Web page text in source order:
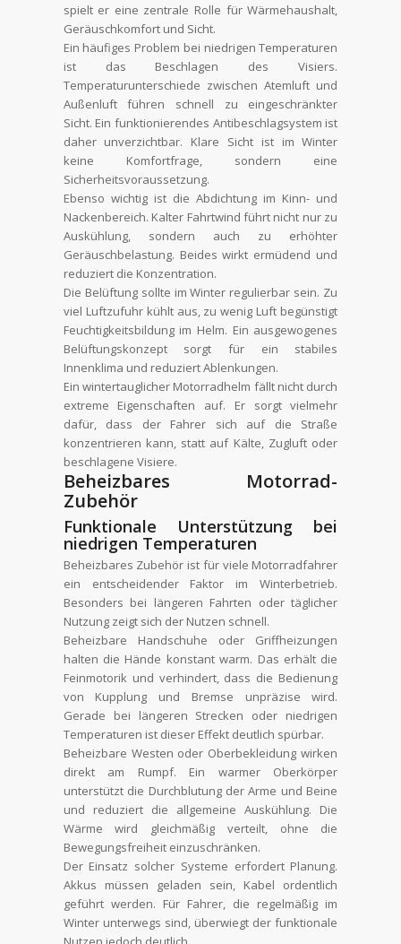
spielt er eine zentrale Rolle für Wärmehaushalt,
Geräuschkomfort und Sicht.
Ein häufiges Problem bei niedrigen Temperaturen
ist das Beschlagen des Visiers.
Temperaturunterschiede zwischen Atemluft und
Außenluft führen schnell zu eingeschränkter
Sicht. Ein funktionierendes Antibeschlagsystem ist
daher unverzichtbar. Klare Sicht ist im Winter
keine Komfortfrage, sondern eine
Sicherheitsvoraussetzung.
Ebenso wichtig ist die Abdichtung im Kinn- und
Nackenbereich. Kalter Fahrtwind führt nicht nur zu
Auskühlung, sondern auch zu erhöhter
Geräuschbelastung. Beides wirkt ermüdend und
reduziert die Konzentration.
Die Belüftung sollte im Winter regulierbar sein. Zu
viel Luftzufuhr kühlt aus, zu wenig Luft begünstigt
Feuchtigkeitsbildung im Helm. Ein ausgewogenes
Belüftungskonzept sorgt für ein stabiles
Innenklima und reduziert Ablenkungen.
Ein wintertauglicher Motorradhelm fällt nicht durch
extreme Eigenschaften auf. Er sorgt vielmehr
dafür, dass der Fahrer sich auf die Straße
konzentrieren kann, statt auf Kälte, Zugluft oder
beschlagene Visiere.
Beheizbares Motorrad-
Zubehör
Funktionale Unterstützung bei
niedrigen Temperaturen
Beheizbares Zubehör ist für viele Motorradfahrer
ein entscheidender Faktor im Winterbetrieb.
Besonders bei längeren Fahrten oder täglicher
Nutzung zeigt sich der Nutzen schnell.
Beheizbare Handschuhe oder Griffheizungen
halten die Hände konstant warm. Das erhält die
Feinmotorik und verhindert, dass die Bedienung
von Kupplung und Bremse unpräzise wird.
Gerade bei längeren Strecken oder niedrigen
Temperaturen ist dieser Effekt deutlich spürbar.
Beheizbare Westen oder Oberbekleidung wirken
direkt am Rumpf. Ein warmer Oberkörper
unterstützt die Durchblutung der Arme und Beine
und reduziert die allgemeine Auskühlung. Die
Wärme wird gleichmäßig verteilt, ohne die
Bewegungsfreiheit einzuschränken.
Der Einsatz solcher Systeme erfordert Planung.
Akkus müssen geladen sein, Kabel ordentlich
geführt werden. Für Fahrer, die regelmäßig im
Winter unterwegs sind, überwiegt der funktionale